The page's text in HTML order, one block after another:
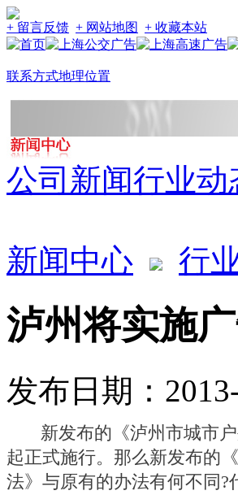
+ 留言反馈 + 网站地图 + 收藏本站
联系方式地理位置
公司新闻行业动
新闻中心 行
泸州将实施
发布日期：
新发布的《泸州市城市
起正式施行。那么新发布的
法》与原有的办法有何不同